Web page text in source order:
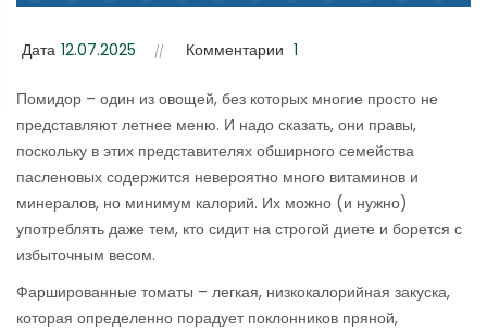
Дата 12.07.2025 Комментарии 1
Помидор – один из овощей, без которых многие просто не
представляют летнее меню. И надо сказать, они правы,
поскольку в этих представителях обширного семейства
пасленовых содержится невероятно много витаминов и
минералов, но минимум калорий. Их можно (и нужно)
употреблять даже тем, кто сидит на строгой диете и борется с
избыточным весом.
Фаршированные томаты – легкая, низкокалорийная закуска,
которая определенно порадует поклонников пряной,